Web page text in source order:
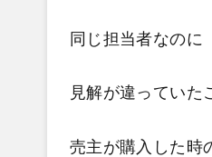
同じ担当者なのに
見解が違っていた
売主が購入した時